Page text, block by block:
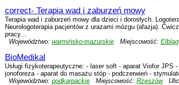
correct- Terapia wad i zaburzeń mowy
Terapia wad i zaburzeń mowy dla dzieci i dorosłych.
Neurologoterapia pacjentów z urazami mózgu (afazja).
pracy...
Województwo: warmińsko-mazurskie Miejscowość: Elbląg
BioMedikal
Usługi fizykoterapeutyczne: - laser soft - aparat Viofor JPS
jonoforeza - aparat do masażu stóp - podczerwień -
Województwo: podkarpackie Miejscowość: Rzeszów